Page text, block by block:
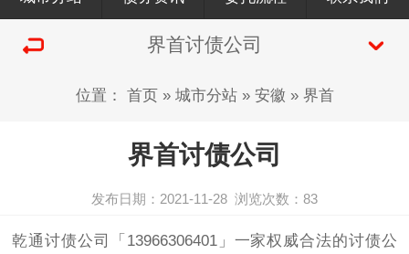
界首讨债公司
位置： 首页» 城市分站» 安徽 » 界首
界首讨债公司
发布日期：2021-11-28 浏览次数：83
乾通讨债公司
「13966306401」一家权威合法的讨债公